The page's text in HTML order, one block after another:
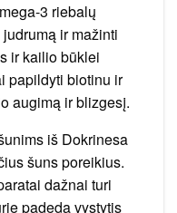
3 riebalų
ir mažinti
ir kailio būklei
papildyti biotinu ir
augimą ir blizgesį.
iš Dokrinesa
šuns poreikius.
dažnai turi
padeda vystytis